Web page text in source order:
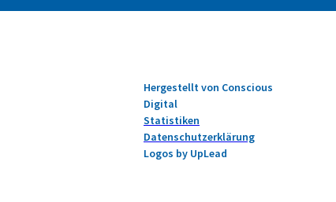
Hergestellt von Conscious
Digital
Statistiken
Datenschutzerklärung
Logos by UpLead